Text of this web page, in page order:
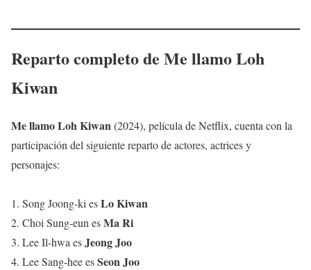
Reparto completo de Me llamo Loh
Kiwan
Me llamo Loh Kiwan(2024), película de Netflix, cuenta con la
participación del siguiente reparto de actores, actrices y
personajes:
1. Song Joong-ki esLo Kiwan
2. Choi Sung-eun esMa Ri
3. Lee Il-hwa esJeong Joo
4. Lee Sang-hee esSeon Joo